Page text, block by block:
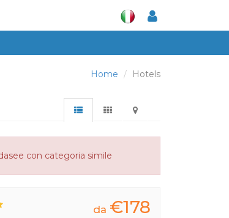
Home Hotels
con categoria simile
da €178